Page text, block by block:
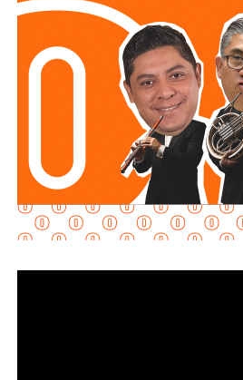
2.0
Lo importante es el
las familias”, expresó. Asimismo,
intervención de otros arranques de
esta semana y la siguiente, hasta
Vialidades
acciones continuarán en colonias
Peñascal, Mártires de la
Cruz, Imperio Azteca, Rancho El